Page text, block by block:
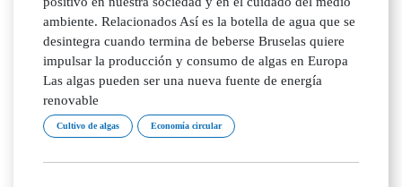
ambiente. Relacionados Así es la botella de agua que se
desintegra cuando termina de beberse Bruselas quiere
impulsar la producción y consumo de algas en Europa
Las algas pueden ser una nueva fuente de energía
renovable
Cultivo de algas Economía circular